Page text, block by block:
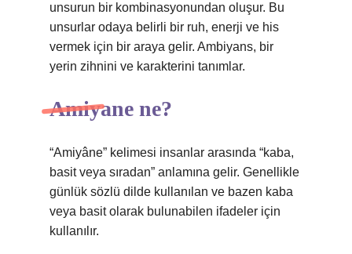
unsurun bir kombinasyonundan oluşur. Bu
unsurlar odaya belirli bir ruh, enerji ve his
vermek için bir araya gelir. Ambiyans, bir
yerin zihnini ve karakterini tanımlar.
Amiyane ne?
“Amiyâne” kelimesi insanlar arasında “kaba,
basit veya sıradan” anlamına gelir. Genellikle
günlük sözlü dilde kullanılan ve bazen kaba
veya basit olarak bulunabilen ifadeler için
kullanılır.